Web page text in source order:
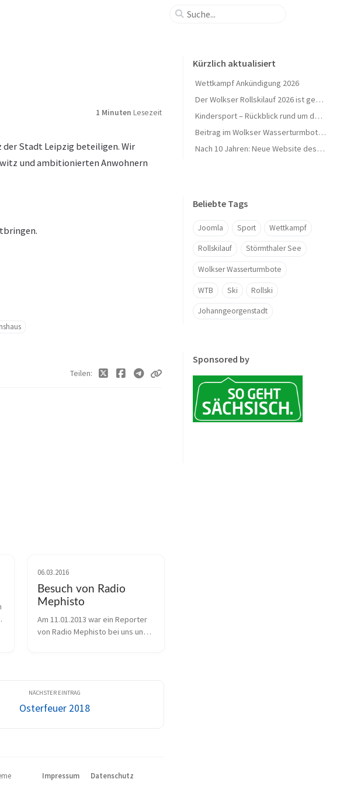
1 Minuten Lesezeit
der Stadt Leipzig beteiligen. Wir
und ambitionierten Anwohnern
Teilen
Kürzlich aktualisiert
Wettkampf Ankündigung 2026
Der Wolkser Rollskilauf 2026 ist geschafft – Ein herzliches Dankeschön!
Kindersport – Rückblick rund um den Herbst 🍁
Beitrag im Wolkser Wasserturmbote (Ausgabe 2025/09)
Nach 10 Jahren: Neue Website des L58-Ski geht online 🎉
Beliebte Tags
Joomla Sport Wettkampf
Rollskilauf Störmthaler See
Wolkser Wasserturmbote
WTB Ski Rollski
Johanngeorgenstadt
Sponsored by
06.03.2016
Besuch von Radio
Mephisto
Am 11.01.2013 war ein Reporter
von Radio Mephisto bei uns und
auch die...
Osterfeuer 2018
Impressum Datenschutz